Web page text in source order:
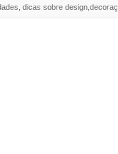
dicas sobre